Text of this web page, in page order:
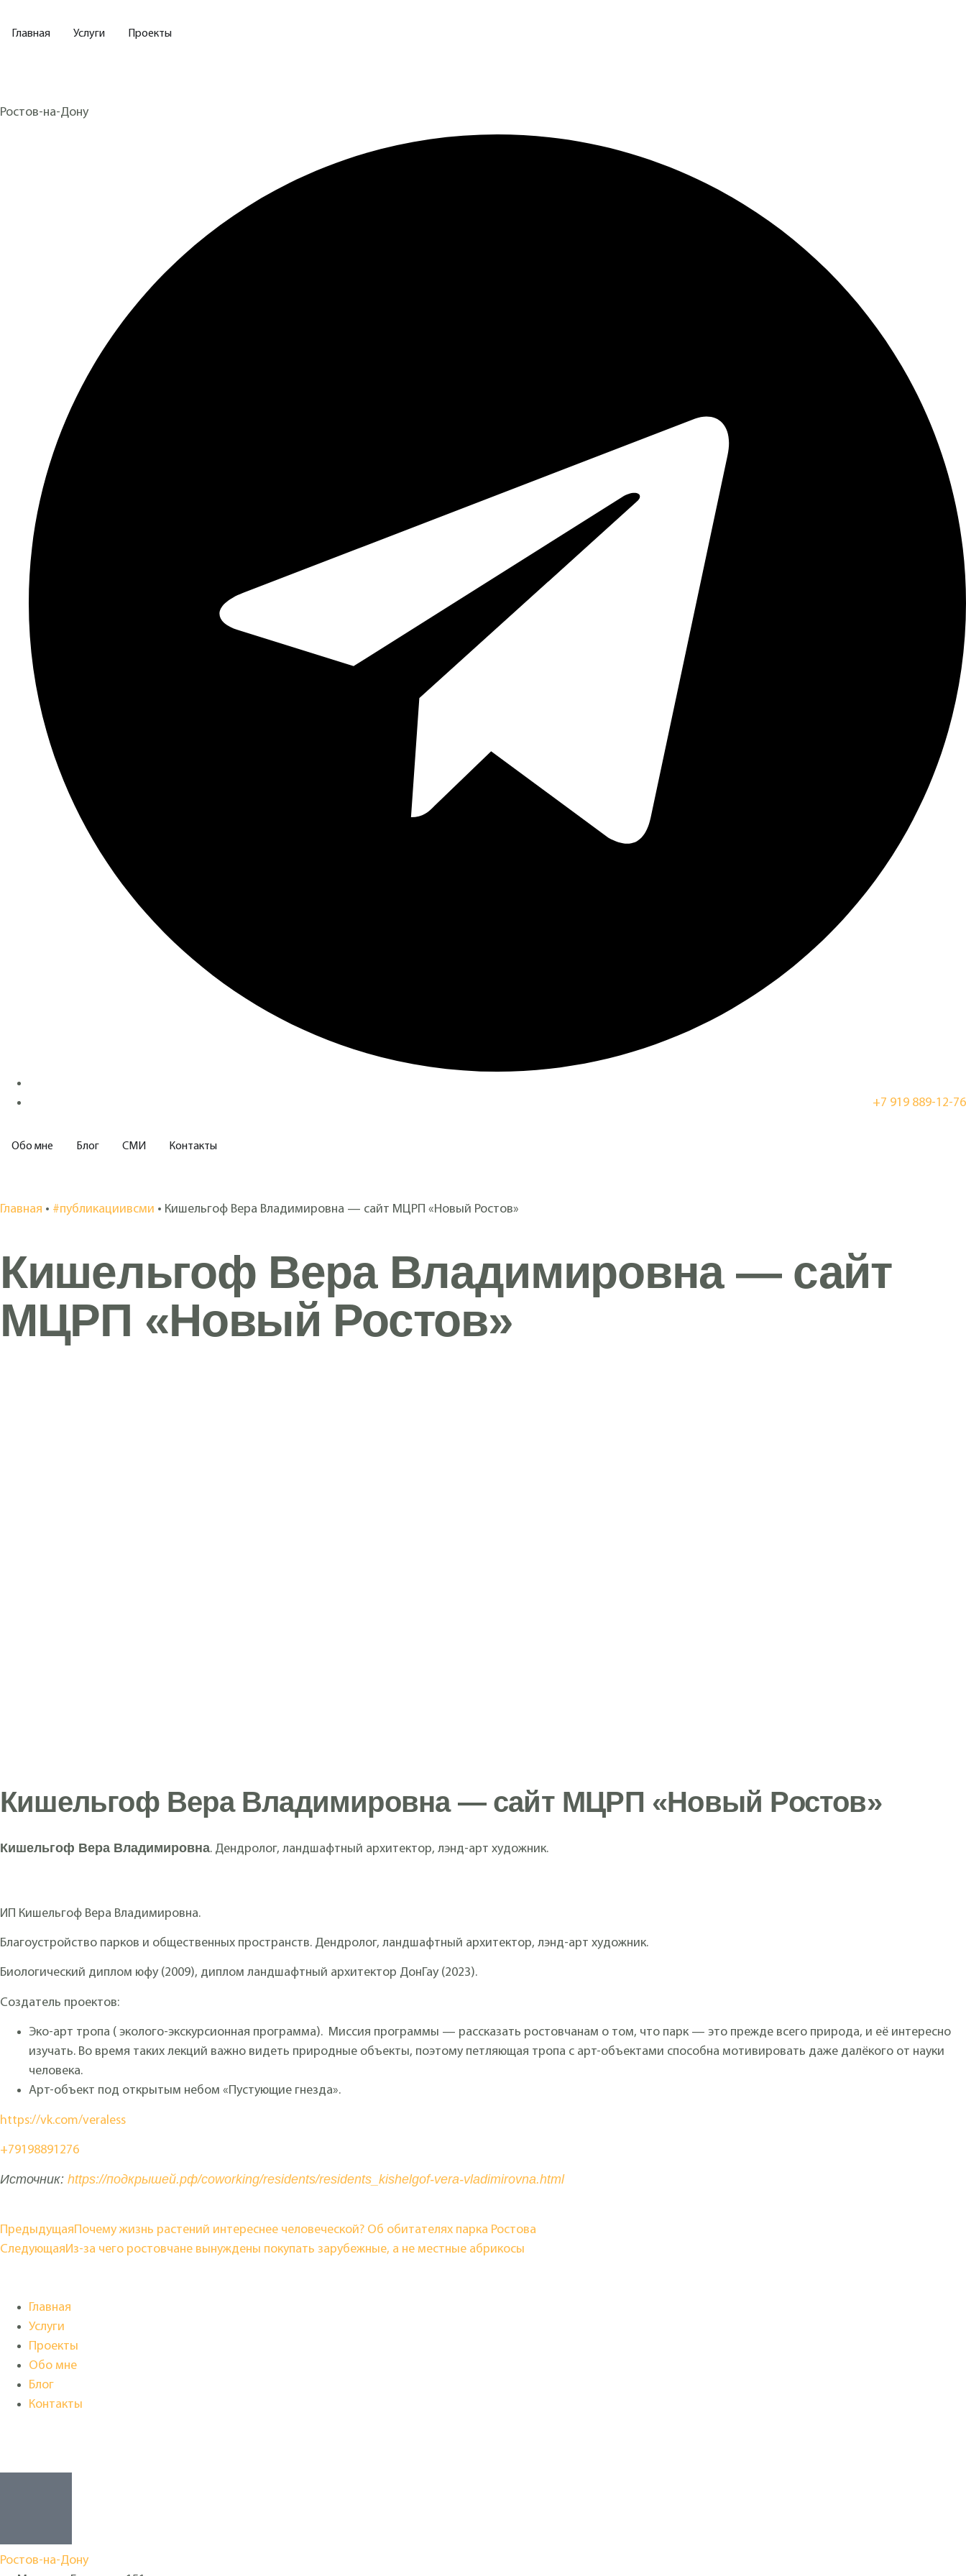
Главная Услуги Проекты
Ростов-на-Дону
+7 919 889-12-76
Обо мне Блог СМИ Контакты
Главная • #публикациивсми • Кишельгоф Вера Владимировна — сайт МЦРП «Новый Ростов»
Кишельгоф Вера Владимировна — сайт
МЦРП «Новый Ростов»
Кишельгоф Вера Владимировна — сайт МЦРП «Новый Ростов»
Кишельгоф Вера Владимировна. Дендролог, ландшафтный архитектор, лэнд-арт художник.
ИП Кишельгоф Вера Владимировна.
Благоустройство парков и общественных пространств. Дендролог, ландшафтный архитектор, лэнд-арт художник.
Биологический диплом юфу (2009), диплом ландшафтный архитектор ДонГау (2023).
Создатель проектов:
Эко-арт тропа ( эколого-экскурсионная программа). Миссия программы — рассказать ростовчанам о том, что парк — это прежде всего природа, и её интересно
изучать. Во время таких лекций важно видеть природные объекты, поэтому петляющая тропа с арт-объектами способна мотивировать даже далёкого от науки
человека.
Арт-объект под открытым небом «Пустующие гнезда».
https://vk.com/veraless
+79198891276
Источник: https://подкрышей.рф/coworking/residents/residents_kishelgof-vera-vladimirovna.html
ПредыдущаяПочему жизнь растений интереснее человеческой? Об обитателях парка Ростова
СледующаяИз-за чего ростовчане вынуждены покупать зарубежные, а не местные абрикосы
Главная
Услуги
Проекты
Обо мне
Блог
Контакты
Ростов-на-Дону